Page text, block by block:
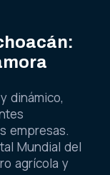
dinámico,
empresas.
Mundial del
agrícola y